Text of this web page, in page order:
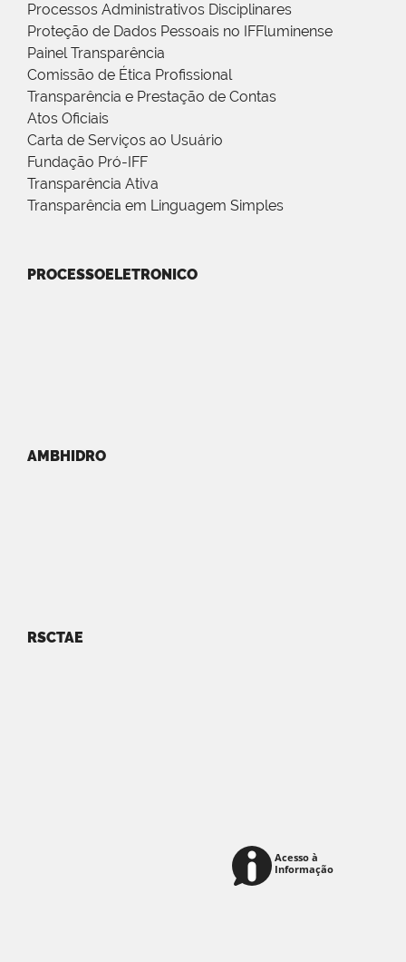
Processos Administrativos Disciplinares
Proteção de Dados Pessoais no IFFluminense
Painel Transparência
Comissão de Ética Profissional
Transparência e Prestação de Contas
Atos Oficiais
Carta de Serviços ao Usuário
Fundação Pró-IFF
Transparência Ativa
Transparência em Linguagem Simples
PROCESSOELETRONICO
AMBHIDRO
RSCTAE